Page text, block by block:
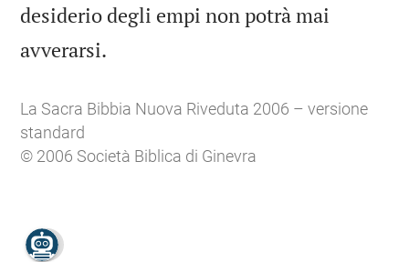
desiderio degli empi non potrà mai
avverarsi.
La Sacra Bibbia Nuova Riveduta 2006 – versione
standard
© 2006 Società Biblica di Ginevra